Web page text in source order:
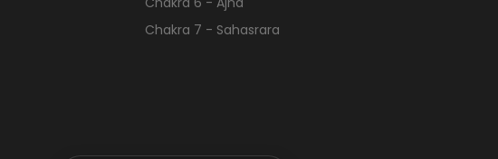
Chakra 7 - Sahasrara